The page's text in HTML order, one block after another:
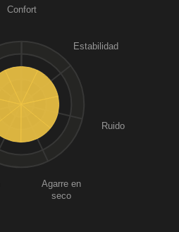
Confort
Estabilidad
Ruido
Agarre en
seco